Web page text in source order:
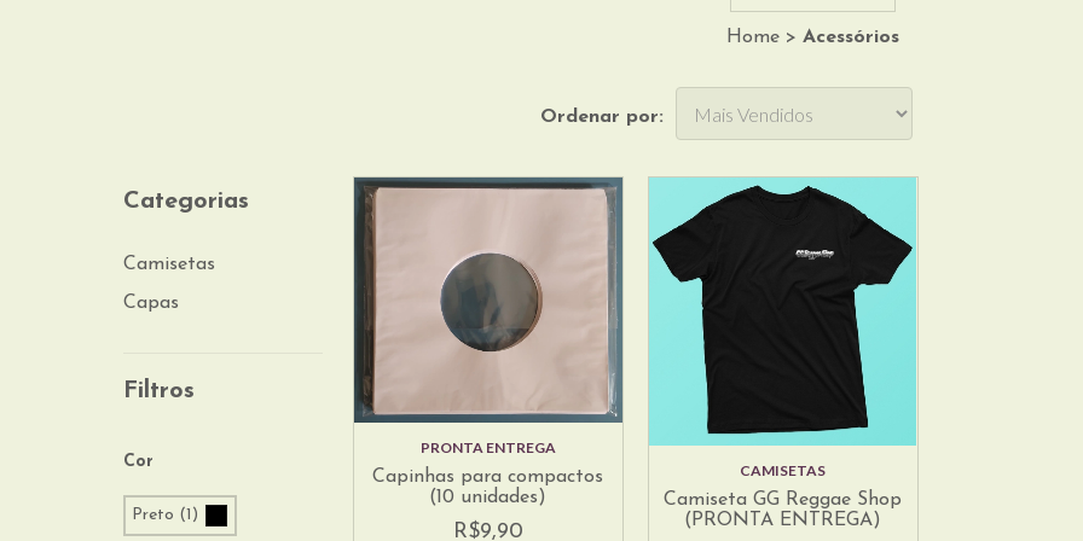
Home > Acessórios
Ordenar por:
Categorias
Camisetas
Capas
Filtros
Cor
Preto (1)
PRONTA ENTREGA
Capinhas para compactos
(10 unidades)
R$9,90
CAMISETAS
Camiseta GG Reggae Shop
(PRONTA ENTREGA)